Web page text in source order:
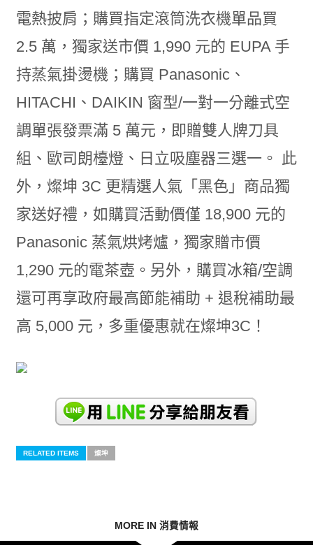
電熱披肩；購買指定滾筒洗衣機單品買
2.5 萬，獨家送市價 1,990 元的 EUPA 手
持蒸氣掛燙機；購買 Panasonic、
HITACHI、DAIKIN 窗型/一對一分離式空
調單張發票滿 5 萬元，即贈雙人牌刀具
組、歐司朗檯燈、日立吸塵器三選一。 此
外，燦坤 3C 更精選人氣「黑色」商品獨
家送好禮，如購買活動價僅 18,900 元的
Panasonic 蒸氣烘烤爐，獨家贈市價
1,290 元的電茶壺。另外，購買冰箱/空調
還可再享政府最高節能補助 + 退稅補助最
高 5,000 元，多重優惠就在燦坤3C！
RELATED ITEMS 燦坤
MORE IN 消費情報